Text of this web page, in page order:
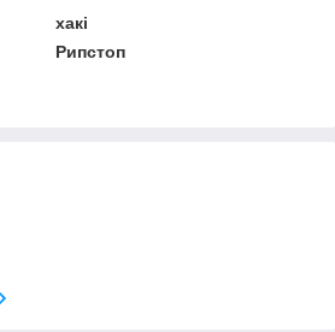
хакі
Рипстоп